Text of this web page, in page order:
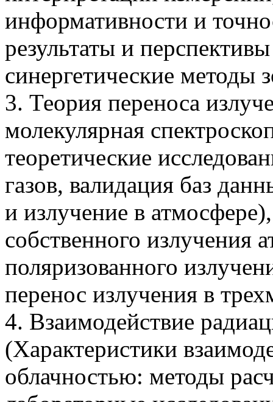
информативности и
результаты и
синергетические методы
3. Теория переноса
молекулярная
теоретические
газов, валидация баз
и излучение в
собственного излучения
поляризованного
перенос излучения в
4. Взаимодействие
(Характеристики
облачностью: методы